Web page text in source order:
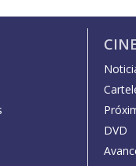
DVD